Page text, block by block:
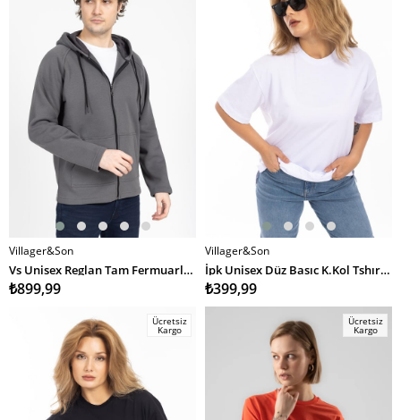
SEPETE EKLE
Villager&Son
Vs Unisex Reglan Tam Fermuarlı Sweat 23k 041 FÜME
₺899,99
SEPETE EKLE
Villager&Son
İpk Unisex Düz Basıc K.Kol Tshırt 25y Cu Beyaz
₺399,99
Ücretsiz
Kargo
Ücretsiz
Kargo